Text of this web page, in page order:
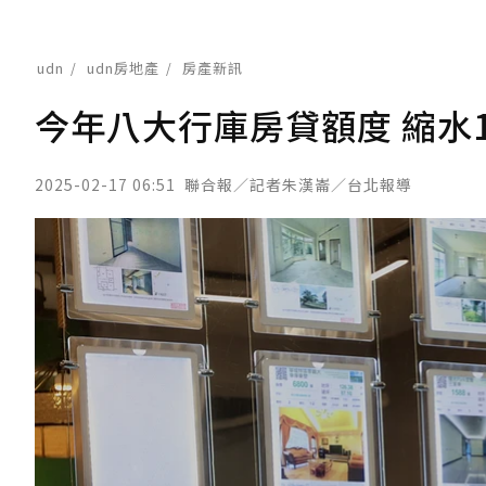
udn udn房地產 房產新訊
今年八大行庫房貸額度 縮
2025-02-17 06:51 聯合報／記者朱漢崙／台北報導